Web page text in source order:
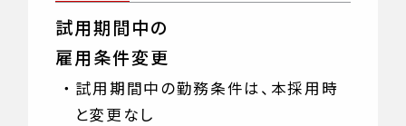
試用期間中の
雇用条件変更
・試用期間中の勤務条件は、本採用時
と変更なし